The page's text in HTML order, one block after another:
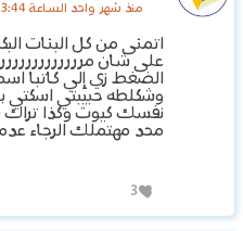
منذ شهر واحد الساعة 23:44
اتمنى من كل البنات
على شان
الضغط زي إلي كاتبا
وشكلطه حبيبتي اسكتي
نفسك كيوت وكذا تراك
محد مهتملك الرجاء
3